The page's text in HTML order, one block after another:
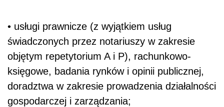
• usługi prawnicze (z wyjątkiem usług
świadczonych przez notariuszy w zakresie
objętym repetytorium A i P), rachunkowo-
księgowe, badania rynków i opinii publicznej,
doradztwa w zakresie prowadzenia działalności
gospodarczej i zarządzania;